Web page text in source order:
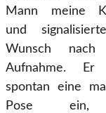
Mann meine
und
Wunsch nach
Aufnahme. Er
spontan eine
Pose